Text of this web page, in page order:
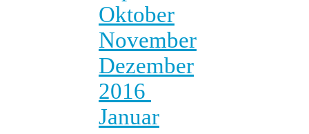
Oktober
November
Dezember
2016
Januar